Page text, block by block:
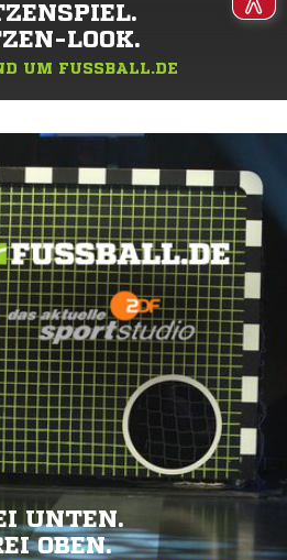
LOOK.
UM FUSSBALL.DE
UNTEN.
OBEN.